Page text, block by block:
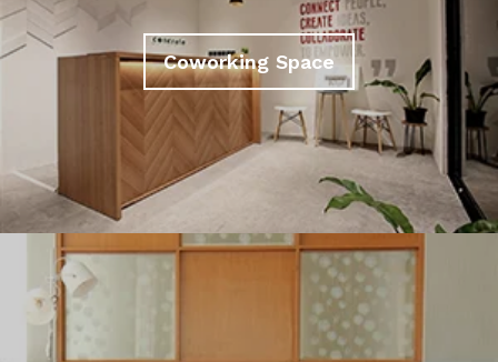
Coworking Space